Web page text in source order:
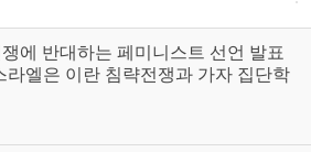
에 반대하는 페미니스트 선언 발표
라엘은 이란 침략전쟁과 가자 집단학